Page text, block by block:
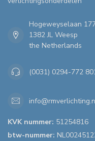
Hogeweyselaan
1382 JL Weesp
the Netherlands
(0031) 0294-772
KVK nummer: 51254816
btw-nummer: